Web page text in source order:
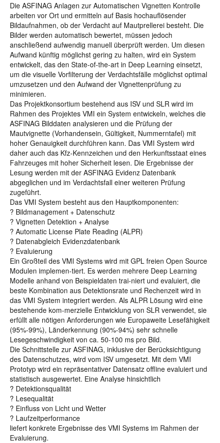
Die ASFINAG Anlagen zur Automatischen Vignetten Kontrolle
arbeiten vor Ort und ermitteln auf Basis hochauflösender
Bildaufnahmen, ob der Verdacht auf Mautprellerei besteht. Die
Bilder werden automatisch bewertet, müssen jedoch
anschließend aufwendig manuell überprüft werden. Um diesen
Aufwand künftig möglichst gering zu halten, wird ein System
entwickelt, das den State-of-the-art in Deep Learning einsetzt,
um die visuelle Vorfilterung der Verdachtsfälle möglichst optimal
umzusetzen und den Aufwand der Vignettenprüfung zu
minimieren.
Das Projektkonsortium bestehend aus ISV und SLR wird im
Rahmen des Projektes VMI ein System entwickeln, welches die
ASFINAG Bilddaten analysieren und die Prüfung der
Mautvignette (Vorhandensein, Gültigkeit, Nummerntafel) mit
hoher Genauigkeit durchführen kann. Das VMI System wird
daher auch das Kfz-Kennzeichen und den Herkunftsstaat eines
Fahrzeuges mit hoher Sicherheit lesen. Die Ergebnisse der
Lesung werden mit der ASFINAG Evidenz Datenbank
abgeglichen und im Verdachtsfall einer weiteren Prüfung
zugeführt.
Das VMI System besteht aus den Hauptkomponenten:
? Bildmanagement + Datenschutz
? Vignetten Detektion + Analyse
? Automatic License Plate Reading (ALPR)
? Datenabgleich Evidenzdatenbank
? Evaluierung
Ein Großteil des VMI Systems wird mit GPL freien Open Source
Modulen implemen-tiert. Es werden mehrere Deep Learning
Modelle anhand von Beispieldaten trai-niert und evaluiert, die
beste Kombination aus Detektionsrate und Rechenzeit wird in
das VMI System integriert werden. Als ALPR Lösung wird eine
bestehende kom-merzielle Entwicklung von SLR verwendet, sie
erfüllt alle nötigen Anforderungen wie Europaweite Lesefähigkeit
(95%-99%), Länderkennung (90%-94%) sehr schnelle
Lesegeschwindigkeit von ca. 50-100 ms pro Bild.
Die Schnittstelle zur ASFINAG, inklusive der Berücksichtigung
des Datenschutzes, wird vom ISV umgesetzt. Mit dem VMI
Prototyp wird ein repräsentativer Datensatz offline evaluiert und
statistisch ausgewertet. Eine Analyse hinsichtlich
? Detektionsqualität
? Lesequalität
? Einfluss von Licht und Wetter
? Laufzeitperformance
liefert konkrete Ergebnisse des VMI Systems im Rahmen der
Evaluierung.